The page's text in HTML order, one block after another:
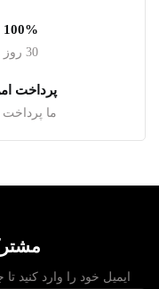
100% برگشت پول
30 روز فرصت دارید تا برگردید
پرداخت
ما
ایمیل خود را وارد کنید